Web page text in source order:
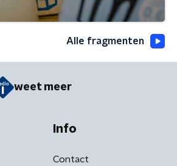
Alle fragmenten
weet meer
Info
Contact